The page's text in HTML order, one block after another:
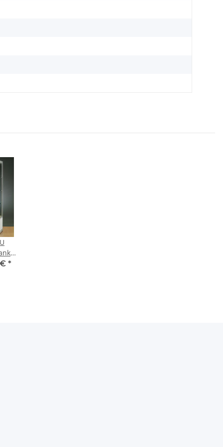
mit
*